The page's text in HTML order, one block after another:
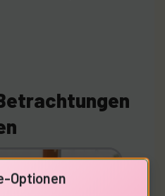
Optionen